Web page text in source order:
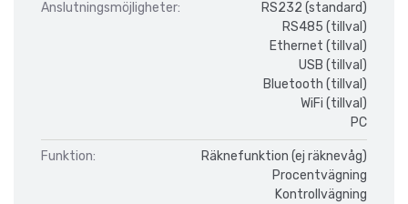
Anslutningsmöjligheter:
RS232 (standard)
RS485 (tillval)
Ethernet (tillval)
USB (tillval)
Bluetooth (tillval)
WiFi (tillval)
PC
Funktion:
Räknefunktion (ej räknevåg)
Procentvägning
Kontrollvägning